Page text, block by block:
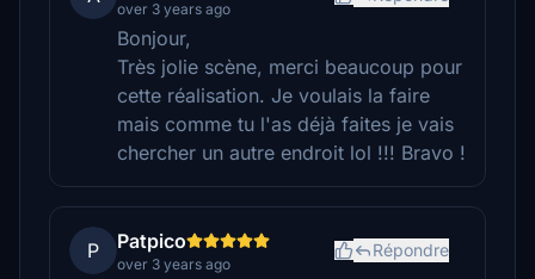
over 3 years ago
Bonjour,
Très jolie scène, merci beaucoup pour
cette réalisation. Je voulais la faire
mais comme tu l'as déjà faites je vais
chercher un autre endroit lol !!! Bravo !
P Patpico
over 3 years ago
Répondre